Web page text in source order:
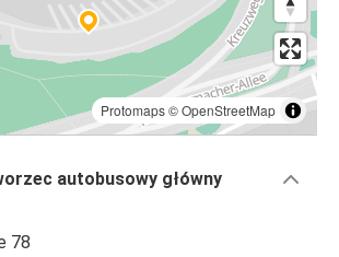
Protomaps©OpenStreetMap
autobusowy główny
78